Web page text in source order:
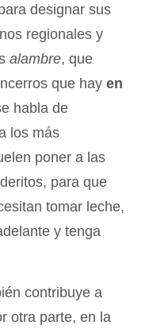
designar sus
regionales y
alambre, que
que hay en
habla de
los más
poner a las
para que
tomar leche,
y tenga
contribuye a
otra parte, en la